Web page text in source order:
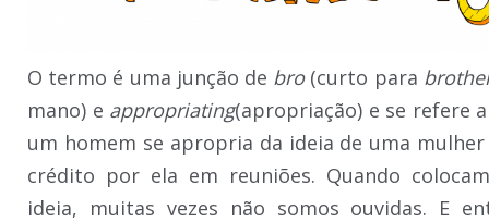
O termo é uma junção de bro(curto para
mano) e appropriating(apropriação) e se refere
um homem se apropria da ideia de uma mulher
crédito por ela em reuniões. Quando
ideia, muitas vezes não somos ouvidas. E